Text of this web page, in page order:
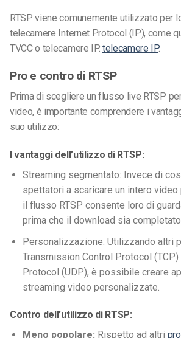
RTSP viene comunemente utilizzato per
telecamere Internet Protocol (IP), come
TVCC o telecamere IP. telecamere IP.
Pro e contro di RTSP
Prima di scegliere un flusso live RTSP
video, è importante comprendere i
suo utilizzo:
I vantaggi dell’utilizzo di RTSP:
Streaming segmentato: Invece di
spettatori a scaricare un intero video
il flusso RTSP consente loro di
prima che il download sia
Personalizzazione: Utilizzando altri
Transmission Control Protocol
Protocol (UDP), è possibile creare
streaming video personalizzate.
Contro dell’utilizzo di RTSP:
Meno popolare: Rispetto ad altri